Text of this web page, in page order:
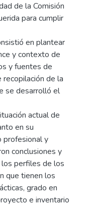
de la Comisión
para cumplir
en plantear
y contexto de
y fuentes de
de la
se desarrolló el
actual de
en su
profesional y
conclusiones y
los perfiles de los
que tienen los
grado en
e inventario